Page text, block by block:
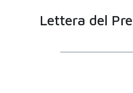
Lettera del